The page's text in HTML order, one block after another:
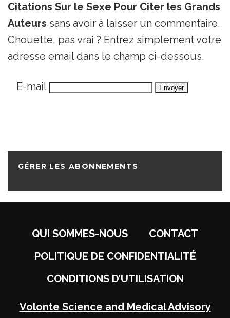
Citations Sur le Sexe Pour Citer les Grands
Auteurs sans avoir à laisser un commentaire.
Chouette, pas vrai ? Entrez simplement votre
adresse email dans le champ ci-dessous.
E-mail
GÉRER LES ABONNEMENTS
QUI SOMMES-NOUS
CONTACT
POLITIQUE DE CONFIDENTIALITÉ
CONDITIONS D’UTILISATION
Volonte Science and Medical Advisory